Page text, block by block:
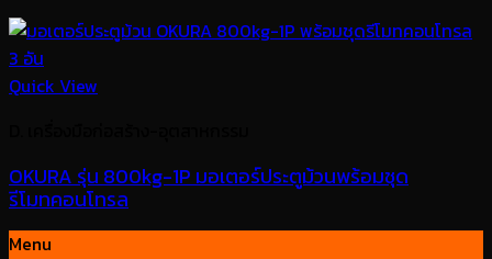
Quick View
OKURA รุ่น 800kg-1P มอเตอร์ประตูม้วนพร้อมชุด
รีโมทคอนโทรล
Menu